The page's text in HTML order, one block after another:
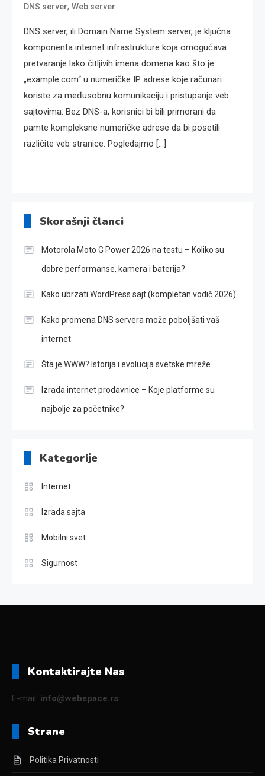
DNS server, Web server
DNS server, ili Domain Name System server, je ključna
komponenta internet infrastrukture koja omogućava
pretvaranje lako čitljivih imena domena kao što je
„example.com“ u numeričke IP adrese koje računari
koriste za međusobnu komunikaciju i pristupanje veb
sajtovima. Bez DNS-a, korisnici bi bili primorani da
pamte kompleksne numeričke adrese da bi posetili
različite veb stranice. Pogledajmo […]
Skorašnji članci
Motorola Moto G Power 2026 na testu – Koliko su
dobre performanse, kamera i baterija?
Kako ubrzati WordPress sajt (kompletan vodič 2026)
Kako promena DNS servera može poboljšati vaš
internet
Šta je WWW? Istorija i evolucija svetske mreže
Izrada internet prodavnice – Koje platforme su
najbolje za početnike?
Kategorije
Internet
Izrada sajta
Mobilni svet
Sigurnost
Kontaktirajte Nas
E-mail: info@webspace.rs
Strane
Politika Privatnosti